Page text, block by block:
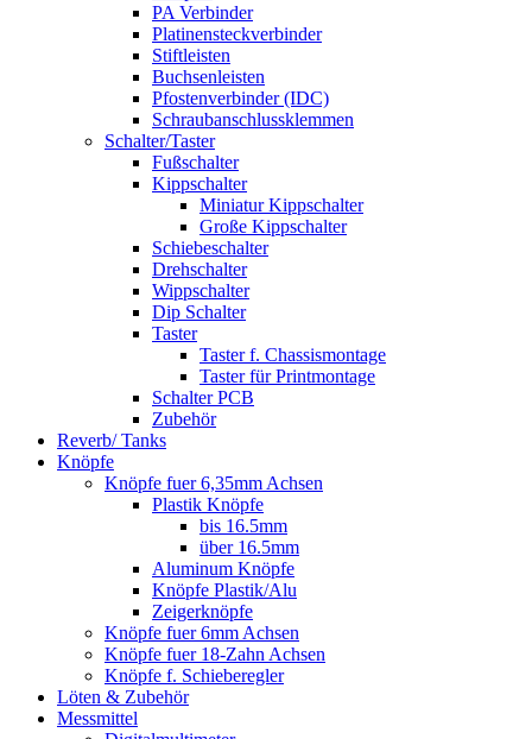
PA Verbinder
Platinensteckverbinder
Stiftleisten
Buchsenleisten
Pfostenverbinder (IDC)
Schraubanschlussklemmen
Schalter/Taster
Fußschalter
Kippschalter
Miniatur Kippschalter
Große Kippschalter
Schiebeschalter
Drehschalter
Wippschalter
Dip Schalter
Taster
Taster f. Chassismontage
Taster für Printmontage
Schalter PCB
Zubehör
Reverb/ Tanks
Knöpfe
Knöpfe fuer 6,35mm Achsen
Plastik Knöpfe
bis 16.5mm
über 16.5mm
Aluminum Knöpfe
Knöpfe Plastik/Alu
Zeigerknöpfe
Knöpfe fuer 6mm Achsen
Knöpfe fuer 18-Zahn Achsen
Knöpfe f. Schieberegler
Löten & Zubehör
Messmittel